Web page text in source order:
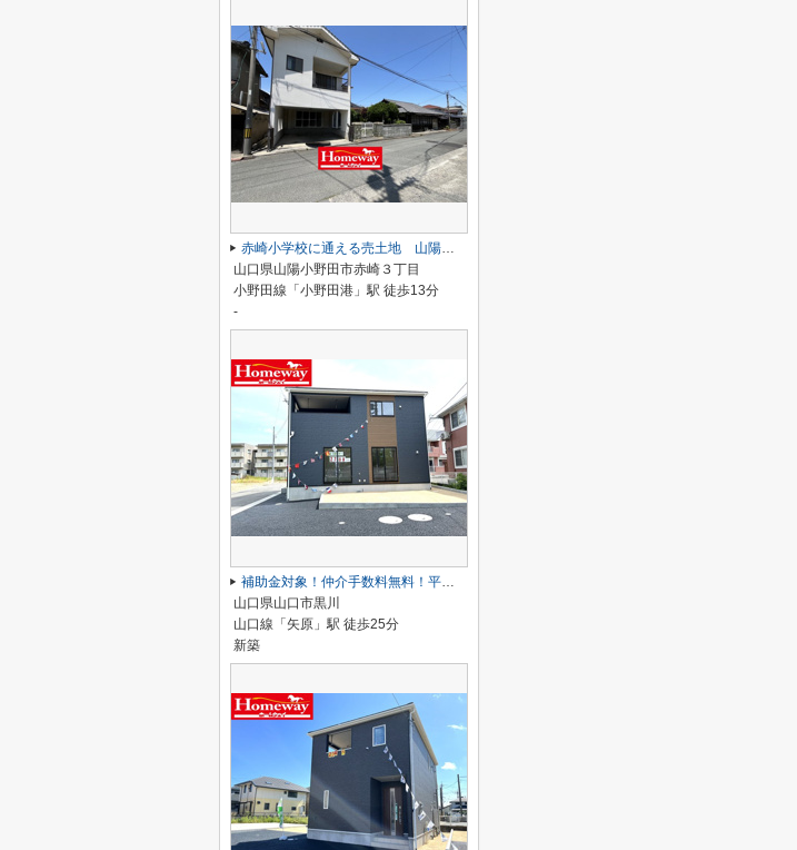
赤崎小学校に通える売土地 山陽小野田市赤崎３丁目
山口県山陽小野田市赤崎３丁目
小野田線「小野田港」駅 徒歩13分
-
補助金対象！仲介手数料無料！平川小学校に通える新築戸建 山口市黒川 第５－２号棟 クレイドルガーデン アーネストワン
山口県山口市黒川
山口線「矢原」駅 徒歩25分
新築